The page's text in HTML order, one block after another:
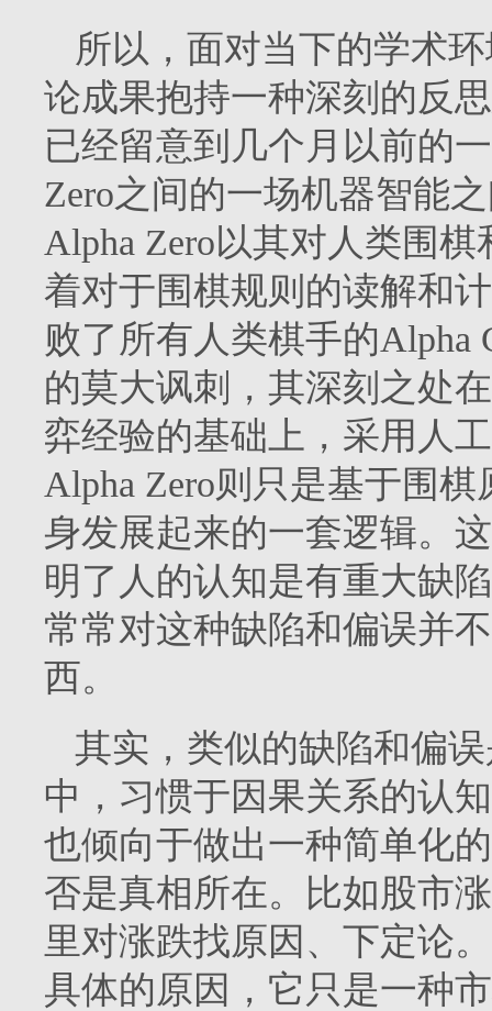
所以，面对当下的学术
论成果抱持一种深刻的反
已经留意到几个月以前的
Zero之间的一场机器智能
Alpha Zero以其对人类围
着对于围棋规则的读解和
败了所有人类棋手的Alpha
的莫大讽刺，其深刻之处
弈经验的基础上，采用人
Alpha Zero则只是基于围
身发展起来的一套逻辑。
明了人的认知是有重大缺
常常对这种缺陷和偏误并
西。
其实，类似的缺陷和偏
中，习惯于因果关系的认
也倾向于做出一种简单化
否是真相所在。比如股市
里对涨跌找原因、下定论
具体的原因，它只是一种